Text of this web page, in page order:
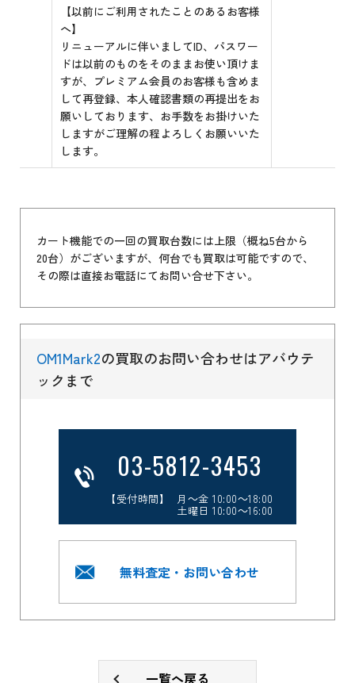
【以前にご利用されたことのあるお客様
へ】
リニューアルに伴いましてID、パスワー
ドは以前のものをそのままお使い頂けま
すが、プレミアム会員のお客様も含めま
して再登録、本人確認書類の再提出をお
願いしております、お手数をお掛けいた
しますがご理解の程よろしくお願いいた
します。
カート機能での一回の買取台数には上限（概ね5台から
20台）がございますが、何台でも買取は可能ですので、
その際は直接お電話にてお問い合せ下さい。
OM1Mark2の買取のお問い合わせはアバウテ
ックまで
03-5812-3453
【受付時間】 月～金 10:00～18:00
土曜日 10:00～16:00
無料査定・お問い合わせ
一覧へ戻る